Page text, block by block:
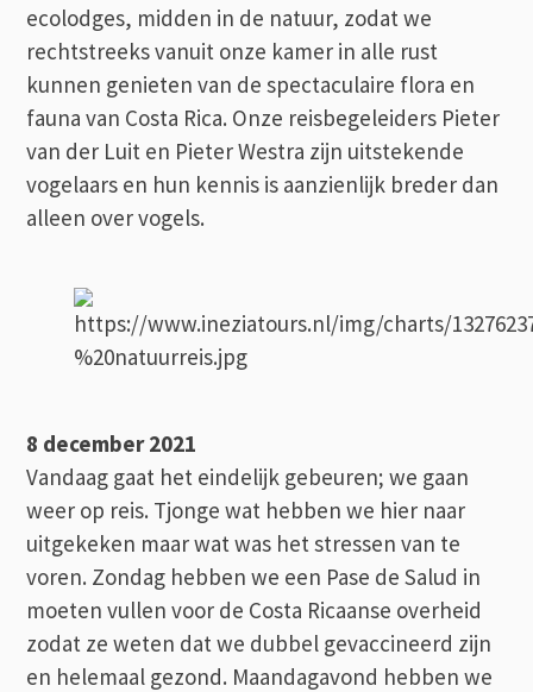
ecolodges, midden in de natuur, zodat we
rechtstreeks vanuit onze kamer in alle rust
kunnen genieten van de spectaculaire flora en
fauna van Costa Rica. Onze reisbegeleiders Pieter
van der Luit en Pieter Westra zijn uitstekende
vogelaars en hun kennis is aanzienlijk breder dan
alleen over vogels.
8 december 2021
Vandaag gaat het eindelijk gebeuren; we gaan
weer op reis. Tjonge wat hebben we hier naar
uitgekeken maar wat was het stressen van te
voren. Zondag hebben we een Pase de Salud in
moeten vullen voor de Costa Ricaanse overheid
zodat ze weten dat we dubbel gevaccineerd zijn
en helemaal gezond. Maandagavond hebben we